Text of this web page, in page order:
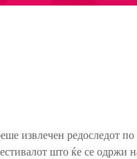
извлечен редоследот
што ќе се одржи